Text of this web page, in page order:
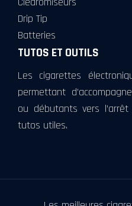
Drip Tip
Batteries
TUTOS ET OUTILS
Les cigarettes
permettant
ou débutants vers
tutos utiles.